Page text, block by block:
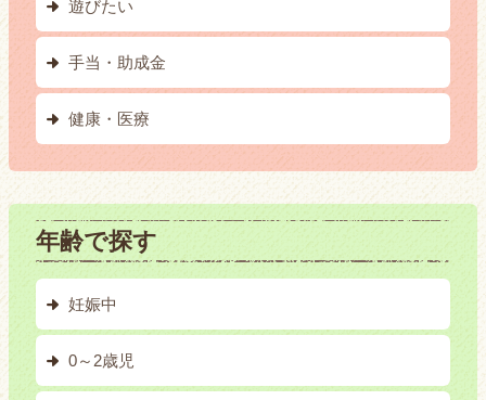
遊びたい
手当・助成金
健康・医療
年齢で探す
妊娠中
0～2歳児